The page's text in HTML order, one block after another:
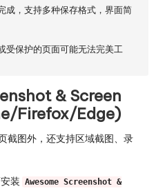
成，支持多种保存格式，界面简
受保护的页面可能无法完美工
& Screen
Firefox/Edge)
截图外，还支持区域截图、录
装 Awesome Screenshot &